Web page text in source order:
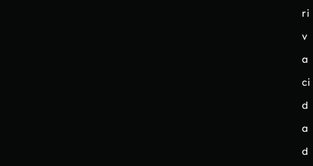
ri
v
a
ci
d
a
d